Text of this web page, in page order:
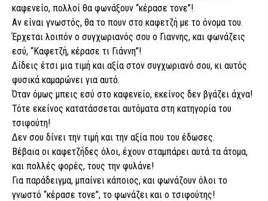
καφενείο, πολλοί θα φωνάξουν “κέρασε τονε”!
Αν είναι γνωστός, θα το πουν στο καφετζή με το όνομα του.
Έρχεται λοιπόν ο συγχωριανός σου ο Γιαννης, και φωνάζεις
εσύ, “Καφετζή, κέρασε τι Γιάννη”!
Δίδεις έτσι μια τιμή και αξία στον συγχωριανό σου, κι αυτός
φυσικά καμαρώνει για αυτό.
Όταν όμως μπεις εσύ στο καφενείο, εκείνος δεν βγάζει άχνα!
Τότε εκείνος κατατάσσεται αυτόματα στη κατηγορία του
τσιφούτη!
Δεν σου δίνει την τιμή και την αξία που του έδωσες.
Βέβαια οι καφετζήδες όλοι, έχουν σταμπάρει αυτά τα άτομα,
και πολλές φορές, τους την φυλάνε!
Για παράδειγμα, μπαίνει κάποιος, και φωνάζουν όλοι το
γνωστό “κέρασε τονε”, το φωνάζει και ο τσιφούτης!